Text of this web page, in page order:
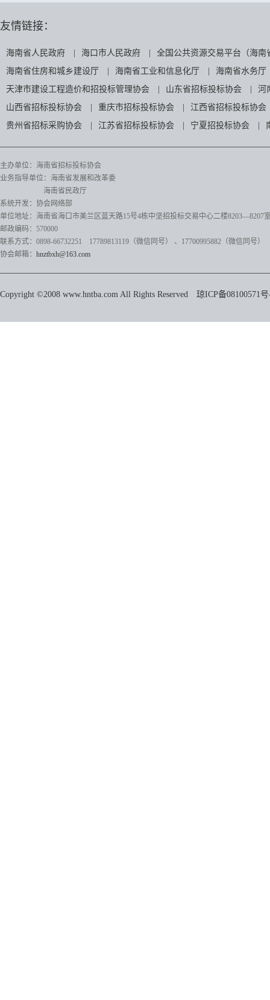
友情链接：
海南省人民政府 海口市人民政府
全国公共资源交易平台（海南
海南省住房和城乡建设厅
海南省工业和信息化厅
海南省水务厅
天津市建设工程造价和招投标管理协会
山东省招标投标协会
河
山西省招标投标协会
重庆市招标投标协会
江西省招标投标协会
贵州省招标采购协会
江苏省招标投标协会 宁夏招投标协会
主办单位：海南省招标投标协会
业务指导单位：海南省发展和改革委
海南省民政厅
系统开发：协会网络部
单位地址：海南省海口市美兰区蓝天路15号4栋中坚招投标交易中心二楼8203—8207
邮政编码：570000
联系方式：0898-66732251 17789813119（微信同号）
、17700995882 （微信同号）
协会邮箱： hnztbxh@163.com
Copyright ©2008 www.hntba.com All Rights Reserved 琼ICP备08100571